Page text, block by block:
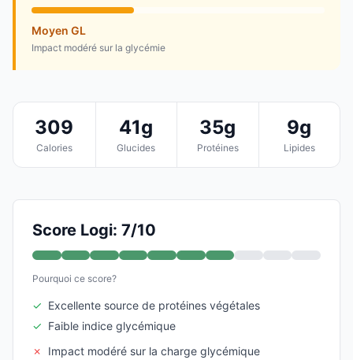
Moyen GL
Impact modéré sur la glycémie
309
Calories
41g
Glucides
35g
Protéines
9g
Lipides
Score Logi: 7/10
Pourquoi ce score?
✓ Excellente source de protéines végétales
✓ Faible indice glycémique
✗
Impact modéré sur la charge glycémique